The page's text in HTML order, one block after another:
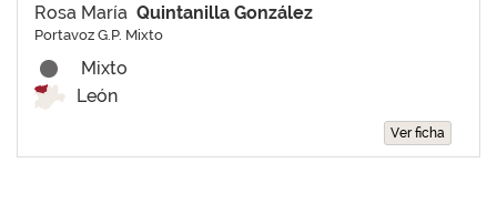
Rosa María Quintanilla González
Portavoz G.P. Mixto
Mixto
León
Ver ficha